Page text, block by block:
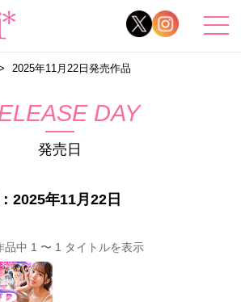
2025年11月22日発売作品
DAY
発売日
2025年11月22日
品中 1 〜 1 タイトルを表示